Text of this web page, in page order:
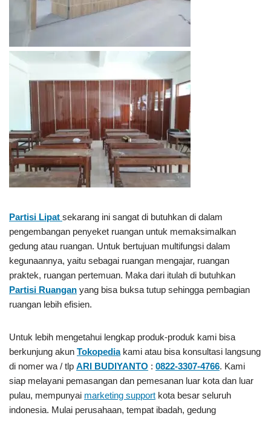
Partisi Lipat sekarang ini sangat di butuhkan di dalam
pengembangan penyeket ruangan untuk memaksimalkan
gedung atau ruangan. Untuk bertujuan multifungsi dalam
kegunaannya, yaitu sebagai ruangan mengajar, ruangan
praktek, ruangan pertemuan. Maka dari itulah di butuhkan
Partisi Ruangan yang bisa buksa tutup sehingga pembagian
ruangan lebih efisien.
Untuk lebih mengetahui lengkap produk-produk kami bisa
berkunjung akun Tokopediakami atau bisa konsultasi langsung
di nomer wa / tlp ARI BUDIYANTO : 0822-3307-4766. Kami
siap melayani pemasangan dan pemesanan luar kota dan luar
pulau, mempunyai marketing support kota besar seluruh
indonesia. Mulai perusahaan, tempat ibadah, gedung